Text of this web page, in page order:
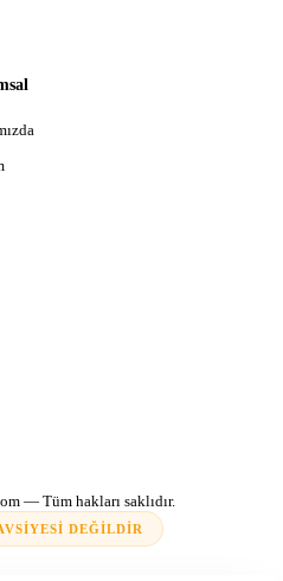
— Tüm hakları saklıdır.
DEĞILDIR